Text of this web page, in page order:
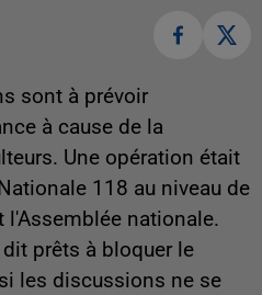
sont à prévoir
à cause de la
Une opération était
118 au niveau de
l'Assemblée nationale.
prêts à bloquer le
les discussions ne se